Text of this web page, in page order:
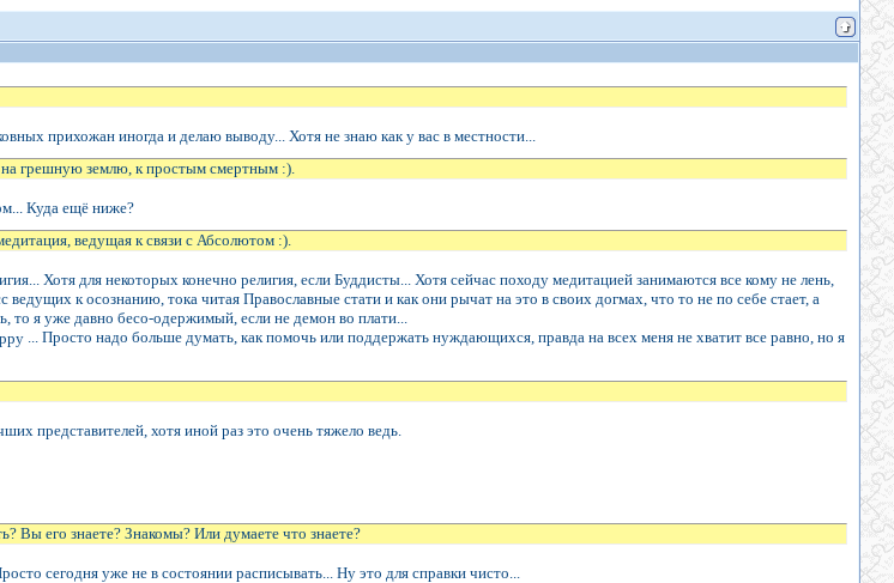
прихожан иногда и делаю выводу... Хотя не знаю как у вас в местности...
на грешную землю, к простым смертным :).
Куда ещё ниже?
ведущая к связи с Абсолютом :).
Хотя для некоторых конечно религия, если Буддисты... Хотя сейчас походу медитацией занимаются все кому не лень,
к осознанию, тока читая Православные стати и как они рычат на это в своих догмах, что то не по себе стает, а
то я уже давно бесо-одержимый, если не демон во плати...
... Просто надо больше думать, как помочь или поддержать нуждающихся, правда на всех меня не хватит все равно, но я
представителей, хотя иной раз это очень тяжело ведь.
Вы его знаете? Знакомы? Или думаете что знаете?
сегодня уже не в состоянии расписывать... Ну это для справки чисто...